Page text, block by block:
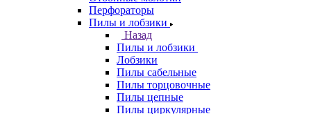
Перфораторы
Пилы и лобзики
Назад
Пилы и лобзики
Лобзики
Пилы сабельные
Пилы торцовочные
Пилы цепные
Пилы циркулярные